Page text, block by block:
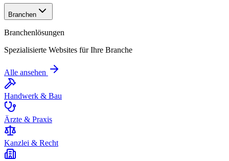
Branchen
Branchenlösungen
Spezialisierte Websites für Ihre Branche
Alle ansehen
Handwerk & Bau
Ärzte & Praxis
Kanzlei & Recht